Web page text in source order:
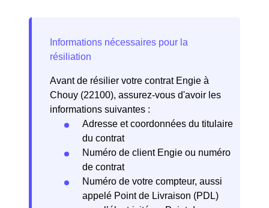
Avant de résilier votre contrat Engie à
Chouy (22100), assurez-vous d'avoir les
informations suivantes :
Adresse et coordonnées du titulaire
du contrat
Numéro de client Engie ou numéro
de contrat
Numéro de votre compteur, aussi
appelé Point de Livraison (PDL)